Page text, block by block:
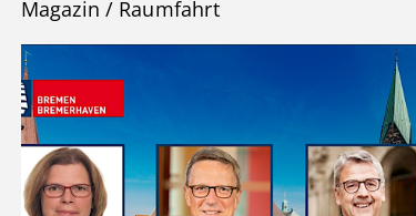
Magazin / Raumfahrt